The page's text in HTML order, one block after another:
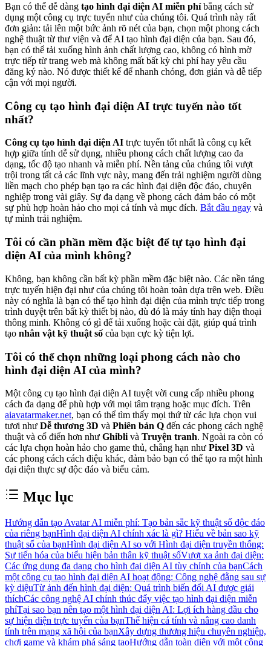
Bạn có thể dễ dàng tạo hình đại diện AI miễn phíbằng cách sử
dụng một công cụ trực tuyến như của chúng tôi. Quá trình này rất
đơn giản: tải lên một bức ảnh rõ nét của bạn, chọn một phong cách
nghệ thuật từ thư viện và để AI tạo hình đại diện của bạn. Sau đó,
bạn có thể tải xuống hình ảnh chất lượng cao, không có hình mờ
trực tiếp từ trang web mà không mất bất kỳ chi phí hay yêu cầu
đăng ký nào. Nó được thiết kế để nhanh chóng, đơn giản và dễ tiếp
cận với mọi người.
Công cụ tạo hình đại diện AI trực tuyến nào tốt
nhất?
Công cụ tạo hình đại diện AI trực tuyến tốt nhất là công cụ kết
hợp giữa tính dễ sử dụng, nhiều phong cách chất lượng cao đa
dạng, tốc độ tạo nhanh và miễn phí. Nền tảng của chúng tôi vượt
trội trong tất cả các lĩnh vực này, mang đến trải nghiệm người dùng
liền mạch cho phép bạn tạo ra các hình đại diện độc đáo, chuyên
nghiệp trong vài giây. Sự đa dạng về phong cách đảm bảo có một
sự phù hợp hoàn hảo cho mọi cá tính và mục đích. Bắt đầu ngay và
tự mình trải nghiệm.
Tôi có cần phần mềm đặc biệt để tự tạo hình đại
diện AI của mình không?
Không, bạn không cần bất kỳ phần mềm đặc biệt nào. Các nền tảng
trực tuyến hiện đại như của chúng tôi hoàn toàn dựa trên web. Điều
này có nghĩa là bạn có thể tạo hình đại diện của mình trực tiếp trong
trình duyệt trên bất kỳ thiết bị nào, dù đó là máy tính hay điện thoại
thông minh. Không có gì để tải xuống hoặc cài đặt, giúp quá trình
tạo nhân vật kỹ thuật số của bạn cực kỳ tiện lợi.
Tôi có thể chọn những loại phong cách nào cho
hình đại diện AI của mình?
Một công cụ tạo hình đại diện AI tuyệt vời cung cấp nhiều phong
cách đa dạng để phù hợp với mọi tâm trạng hoặc mục đích. Trên
aiavatarmaker.net, bạn có thể tìm thấy mọi thứ từ các lựa chọn vui
tươi như Dễ thương 3D và Phiên bản Q đến các phong cách nghệ
thuật và cổ điển hơn như Ghibli và Truyện tranh. Ngoài ra còn có
các lựa chọn hoàn hảo cho game thủ, chẳng hạn như Pixel 3D và
các phong cách cách điệu khác, đảm bảo bạn có thể tạo ra một hình
đại diện thực sự độc đáo và biểu cảm.
Mục lục
Hướng dẫn tạo Avatar AI miễn phí: Tạo bản sắc kỹ thuật số độc đáo
của riêng bạnHình đại diện AI chính xác là gì? Hiểu về bản sao kỹ
thuật số của bạnHình đại diện AI so với Hình đại diện truyền thống:
Sự tiến hóa của biểu hiện bản thân kỹ thuật sốVượt xa ảnh đại diện:
Các ứng dụng đa dạng cho hình đại diện AI tùy chỉnh của bạnCách
một công cụ tạo hình đại diện AI hoạt động: Công nghệ đằng sau sự
kỳ diệuTừ ảnh đến hình đại diện: Quá trình biến đổi AI được giải
thíchCác công nghệ AI chính thúc đẩy việc tạo hình đại diện miễn
phíTại sao bạn nên tạo một hình đại diện AI: Lợi ích hàng đầu cho
sự hiện diện trực tuyến của bạnThể hiện cá tính và nâng cao danh
tính trên mạng xã hội của bạnXây dựng thương hiệu chuyên nghiệp,
chơi game và khám phá sáng tạoHướng dẫn toàn diện với một công